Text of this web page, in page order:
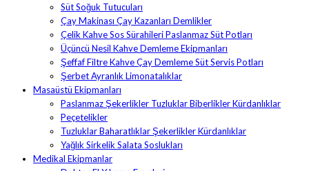
Süt Soğuk Tutucuları
Çay Makinası Çay Kazanları Demlikler
Çelik Kahve Sos Sürahileri Paslanmaz Süt Potları
Üçüncü Nesil Kahve Demleme Ekipmanları
Şeffaf Filtre Kahve Çay Demleme Süt Servis Potları
Şerbet Ayranlık Limonatalıklar
Masaüstü Ekipmanları
Paslanmaz Şekerlikler Tuzluklar Biberlikler Kürdanlıklar
Peçetelikler
Tuzluklar Baharatlıklar Şekerlikler Kürdanlıklar
Yağlık Sirkelik Salata Soslukları
Medikal Ekipmanlar